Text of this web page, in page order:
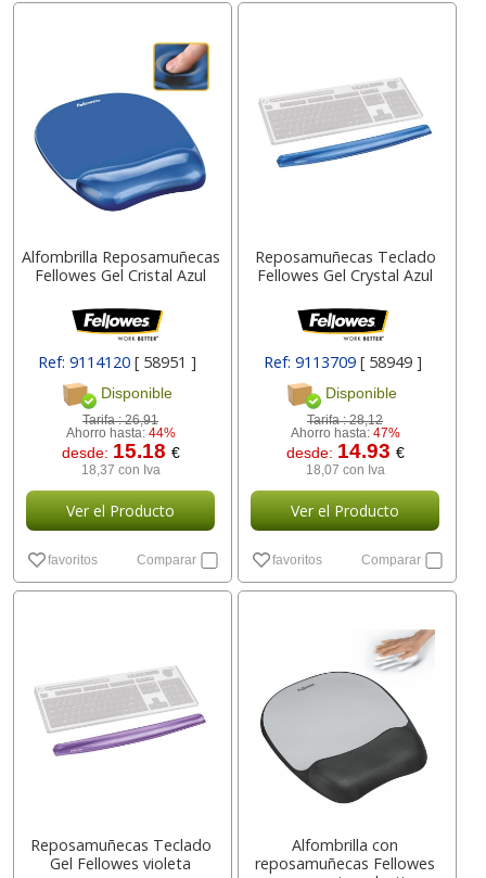
Alfombrilla Reposamuñecas
Fellowes Gel Cristal Azul
Ref: 9114120[ 58951 ]
Disponible
Tarifa :26,91
Ahorro hasta: 44%
desde: 15.18 €
18,37 con Iva
Ver el Producto
favoritos Comparar
Reposamuñecas Teclado
Fellowes Gel Crystal Azul
Ref: 9113709 [ 58949 ]
Disponible
Tarifa :28,12
Ahorro hasta: 47%
desde: 14.93 €
18,07 con Iva
Ver el Producto
favoritos Comparar
Reposamuñecas Teclado
Gel Fellowes violeta
Alfombrilla con
reposamuñecas Fellowes